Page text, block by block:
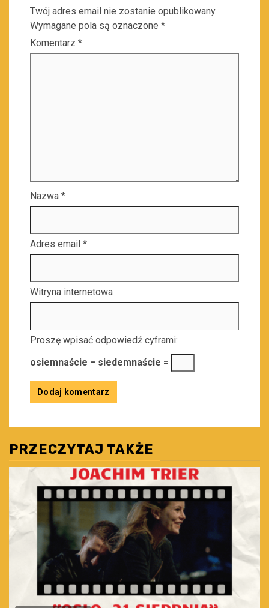
Twój adres email nie zostanie opublikowany.
Wymagane pola są oznaczone *
Komentarz *
Nazwa *
Adres email *
Witryna internetowa
Proszę wpisać odpowiedź cyframi:
osiemnaście − siedemnaście =
PRZECZYTAJ TAKŻE